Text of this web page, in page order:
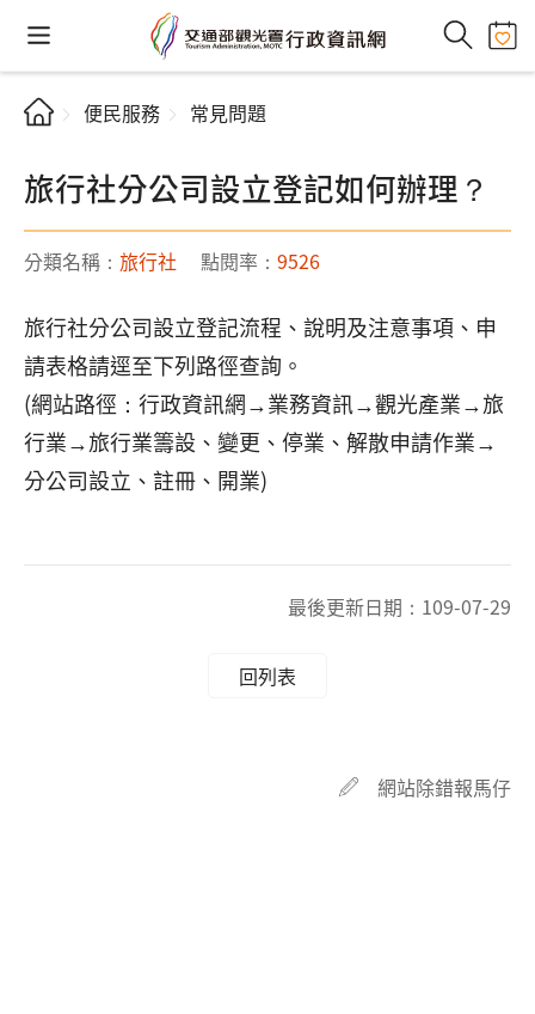
便民服務 常見問題
旅行社分公司設立登記如何辦理？
分類名稱： 旅行社 點閱率： 9526
旅行社分公司設立登記流程、說明及注意事項、申
請表格請逕至下列路徑查詢。
(網站路徑：行政資訊網→業務資訊→觀光產業→旅
行業→旅行業籌設、變更、停業、解散申請作業→
分公司設立、註冊、開業)
最後更新日期： 109-07-29
回列表
網站除錯報馬仔